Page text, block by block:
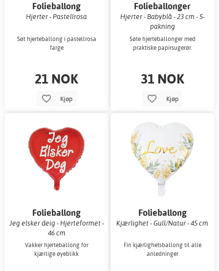
Folieballong
Hjerter - Pastellrosa
Søt hjerteballong i pastellrosa
farge
21 NOK
Kjøp
Folieballonger
Hjerter - Babyblå - 23 cm - 5-
pakning
Søte hjerteballonger med
praktiske papirsugerør.
31 NOK
Kjøp
Folieballong
Jeg elsker deig - Hjerteformet -
46 cm
Vakker hjerteballong for
kjærlige øyeblikk
Folieballong
Kjærlighet - Gull/Natur - 45 cm
Fin kjærlighetsballong til alle
anledninger